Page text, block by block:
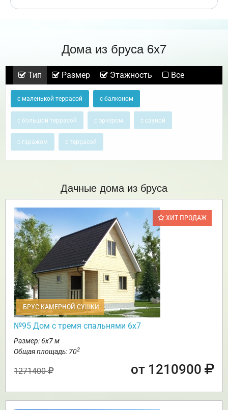
Дома из бруса 6х7
Тип Размер Этажность Все
с маленькой террасой с балконом
с большой террасой с эркером с сауной
с гаражом с террасой
Дачные дома из бруса
ХИТ ПРОДАЖ
БРУС КАМЕРНОЙ СУШКИ
№95 Дом с тремя спальнями 6х7
Размер: 6х7 м
Общая площадь: 702
1271400 от 1210900